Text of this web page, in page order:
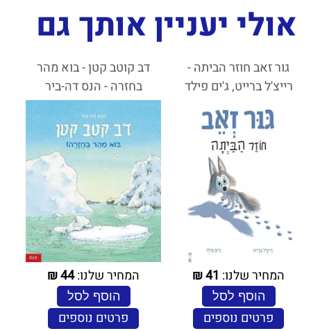
אולי יעניין אותך גם
גור זאב חוזר הביתה -
רייצ'ל ברייט, ג'ים פילד
המחיר שלנו: 41
₪
הוסף לסל
פרטים נוספים
דב קוטב קטן - בוא מהר
בחזרה - הנס דה-ביר
המחיר שלנו:44
₪
הוסף לסל
פרטים נוספים